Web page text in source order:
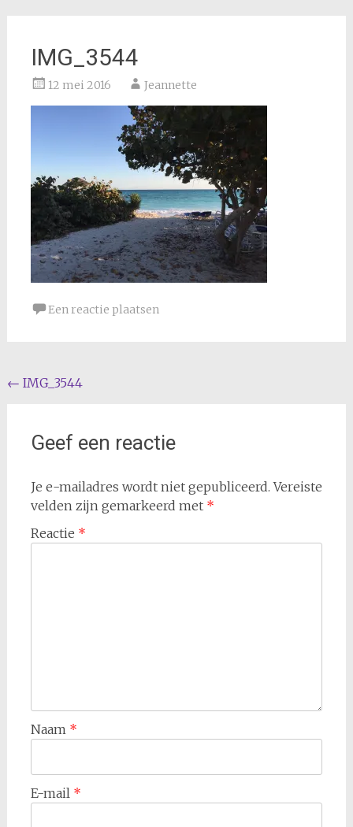
IMG_3544
12 mei 2016 Jeannette
Een reactie plaatsen
Bericht
← IMG_3544
Geef een reactie
Je e-mailadres wordt niet gepubliceerd. Vereiste
velden zijn gemarkeerd met *
Reactie *
Naam *
E-mail *